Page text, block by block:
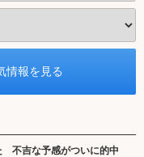
不吉な予感がついに的中